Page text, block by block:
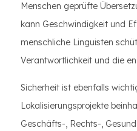
Menschen geprüfte
kann Geschwindigkeit und
menschliche Linguisten
Verantwortlichkeit und die
Sicherheit ist ebenfalls
Lokalisierungsprojekte
Geschäfts-, Rechts-,